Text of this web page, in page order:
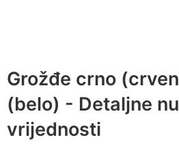
Grožđe crno
(belo) - Detaljne
vrijednosti